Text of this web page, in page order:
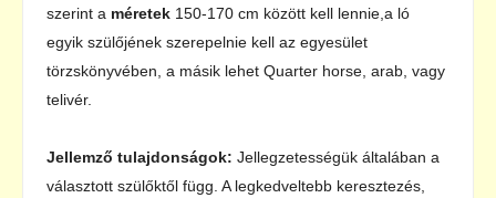
szerint a méretek 150-170 cm között kell lennie,a ló
egyik szülőjének szerepelnie kell az egyesület
törzskönyvében, a másik lehet Quarter horse, arab, vagy
telivér.
Jellemző tulajdonságok: Jellegzetességük általában a
választott szülőktől függ. A legkedveltebb keresztezés,